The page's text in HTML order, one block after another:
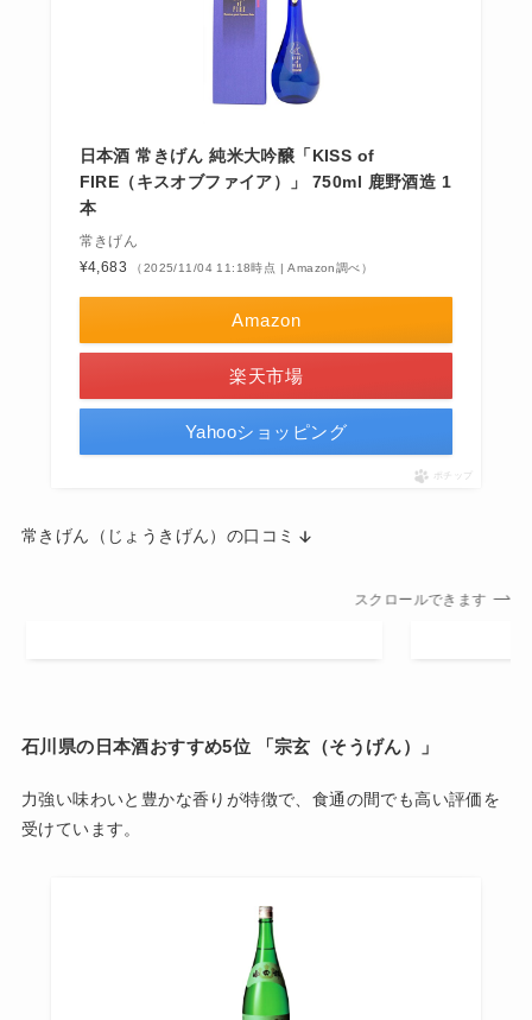
日本酒 常きげん 純米大吟醸「KISS of
FIRE（キスオブファイア）」 750ml 鹿野酒造 1
本
常きげん
¥4,683
（2025/11/04 11:18時点 | Amazon調べ）
Amazon
楽天市場
Yahooショッピング
ポチップ
常きげん（じょうきげん）の口コミ
スクロールできます
石川県の日本酒おすすめ5位 「 宗玄（そうげん）」
力強い味わいと豊かな香りが特徴で、食通の間でも高い評価を
受けています。